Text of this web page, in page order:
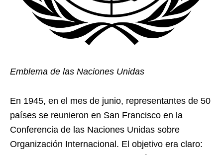
Emblema de las Naciones Unidas
En 1945, en el mes de junio, representantes de 50
países se reunieron en San Francisco en la
Conferencia de las Naciones Unidas sobre
Organización Internacional. El objetivo era claro: